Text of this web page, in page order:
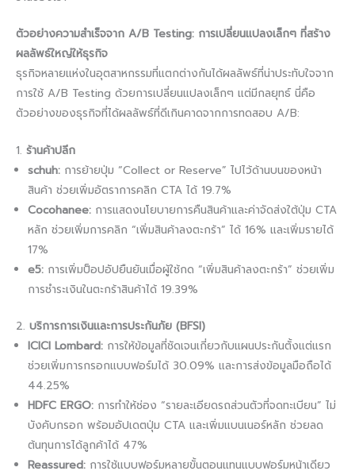
ตัวอย่างความสำเร็จจาก A/B Testing: การเปลี่ยนแปลงเล็กๆ ที่สร้าง
ผลลัพธ์ใหญ่ให้ธุรกิจ
ธุรกิจหลายแห่งในอุตสาหกรรมที่แตกต่างกันได้ผลลัพธ์ที่น่าประทับใจจาก
การใช้ A/B Testing ด้วยการเปลี่ยนแปลงเล็กๆ แต่มีกลยุทธ์ นี่คือ
ตัวอย่างของธุรกิจที่ได้ผลลัพธ์ที่ดีเกินคาดจากการทดสอบ A/B:
1. ร้านค้าปลีก
schuh: การย้ายปุ่ม “Collect or Reserve” ไปไว้ด้านบนของหน้า
สินค้า ช่วยเพิ่มอัตราการคลิก CTA ได้ 19.7%
Cocohanee: การแสดงนโยบายการคืนสินค้าและค่าจัดส่งใต้ปุ่ม CTA
หลัก ช่วยเพิ่มการคลิก “เพิ่มสินค้าลงตะกร้า” ได้ 16% และเพิ่มรายได้
17%
e5: การเพิ่มป็อปอัปยืนยันเมื่อผู้ใช้กด “เพิ่มสินค้าลงตะกร้า” ช่วยเพิ่ม
การชำระเงินในตะกร้าสินค้าได้ 19.39%
2. บริการการเงินและการประกันภัย (BFSI)
ICICI Lombard: การให้ข้อมูลที่ชัดเจนเกี่ยวกับแผนประกันตั้งแต่แรก
ช่วยเพิ่มการกรอกแบบฟอร์มได้ 30.09% และการส่งข้อมูลมือถือได้
44.25%
HDFC ERGO: การทำให้ช่อง “รายละเอียดรถส่วนตัวที่จดทะเบียน” ไม่
บังคับกรอก พร้อมอัปเดตปุ่ม CTA และเพิ่มแบนเนอร์หลัก ช่วยลด
ต้นทุนการได้ลูกค้าได้ 47%
Reassured: การใช้แบบฟอร์มหลายขั้นตอนแทนแบบฟอร์มหน้าเดียว